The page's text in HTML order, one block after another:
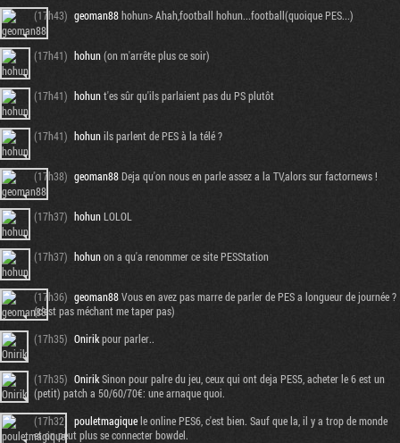
(17h43) geoman88hohun> Ahah,football hohun...football(quoique PES...)
(17h41) hohun(on m'arrête plus ce soir)
(17h41) hohunt'es sûr qu'ils parlaient pas du PS plutôt
(17h41) hohunils parlent de PES à la télé ?
(17h38) geoman88Deja qu'on nous en parle assez a la TV,alors sur factornews !
(17h37) hohunLOLOL
(17h37) hohunon a qu'a renommer ce site PESStation
(17h36) geoman88Vous en avez pas marre de parler de PES a longueur de journée ?
(c'est pas méchant me taper pas)
(17h35) Onirikpour parler..
(17h35) OnirikSinon pour palre du jeu, ceux qui ont deja PES5, acheter le 6 est un
(petit) patch a 50/60/70€: une arnaque quoi.
(17h32)
pouletmagiquele online PES6, c'est bien. Sauf que la, il y a trop de monde
et on peut plus se connecter bowdel.